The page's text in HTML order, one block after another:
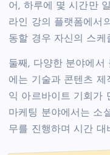
어, 하루에 몇 시간만
라인 강의 플랫폼에서
동할 경우 자신의 스케
둘째, 다양한 분야에서
에는 기술과 콘텐츠 제
익 아르바이트 기회가
마케팅 분야에서는 소
무를 진행하며 시간 대